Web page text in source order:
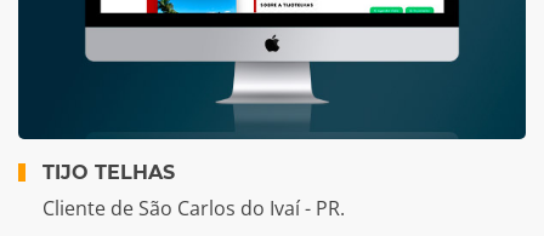
TIJO TELHAS
Cliente de São Carlos do Ivaí - PR.